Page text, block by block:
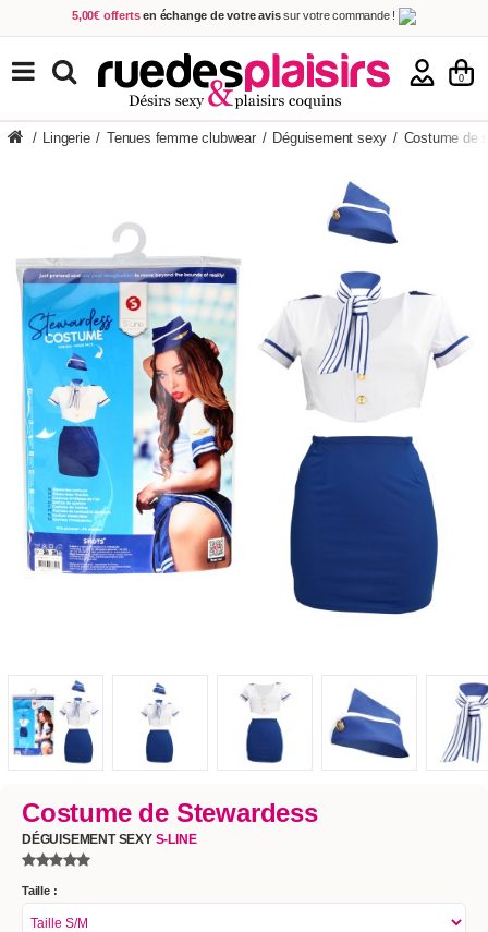
5,00€ offerts en échange de votre avissur votre commande !
Achetez aujourd'hui. Décidez quand payer !
Livraison en 48h
au prix de 2,90 € ! (Offerte dès 69,00€ d'achat)
0
TOUS NOS PRODUITS
/ Lingerie / Tenues femme clubwear / Déguisement sexy / Costume de
Costume de Stewardess
DÉGUISEMENT SEXY S-LINE
Taille :